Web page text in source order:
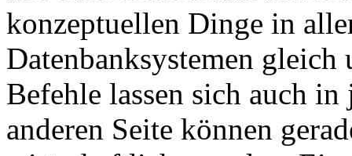
konzeptuellen Dinge in
Datenbanksystemen
Befehle lassen sich auch
anderen Seite können